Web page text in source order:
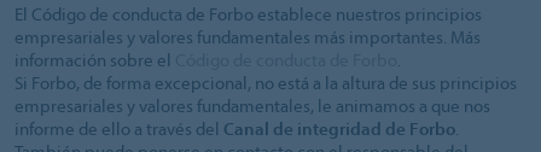
El Código de conducta de Forbo establece nuestros principios
empresariales y valores fundamentales más importantes. Más
información sobre el
Si Forbo, de forma excepcional, no está a la altura de sus principios
empresariales y valores fundamentales, le animamos a que nos
informe de ello a través del Canal de integridad de Forbo